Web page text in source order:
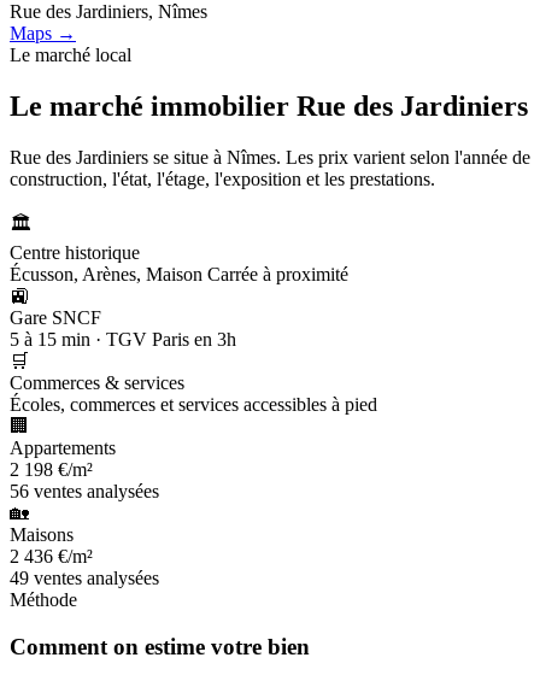
Rue des Jardiniers, Nîmes
Maps →
Le marché local
Le marché immobilier Rue des Jardiniers
Rue des Jardiniers se situe à Nîmes. Les prix varient selon l'année de
construction, l'état, l'étage, l'exposition et les prestations.
🏛️
Centre historique
Écusson, Arènes, Maison Carrée à proximité
🚉
Gare SNCF
5 à 15 min · TGV Paris en 3h
🛒
Commerces & services
Écoles, commerces et services accessibles à pied
🏢
Appartements
2 198 €/m²
56 ventes analysées
🏡
Maisons
2 436 €/m²
49 ventes analysées
Méthode
Comment on estime votre bien